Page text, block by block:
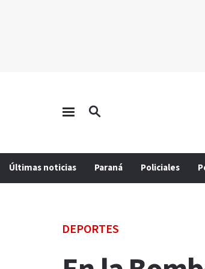
Últimas noticias Paraná Policiales
DEPORTES